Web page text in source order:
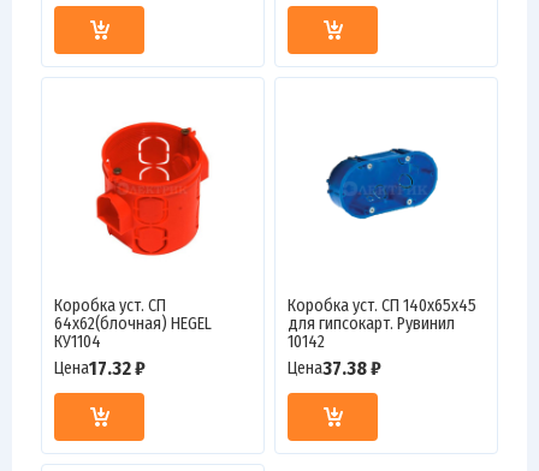
Коробка уст. СП
64х62(блочная) HEGEL
КУ1104
Цена17.32 ₽
Коробка уст. СП 140х65х45
для гипсокарт. Рувинил
10142
Цена37.38 ₽